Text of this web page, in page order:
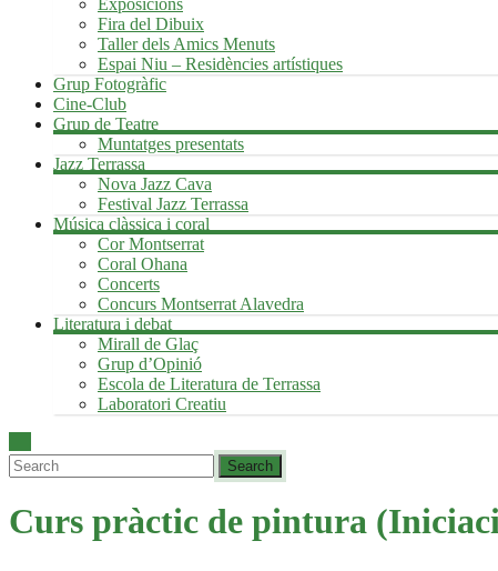
Exposicions
Fira del Dibuix
Taller dels Amics Menuts
Espai Niu – Residències artístiques
Grup Fotogràfic
Cine-Club
Grup de Teatre
Muntatges presentats
Jazz Terrassa
Nova Jazz Cava
Festival Jazz Terrassa
Música clàssica i coral
Cor Montserrat
Coral Ohana
Concerts
Concurs Montserrat Alavedra
Literatura i debat
Mirall de Glaç
Grup d’Opinió
Escola de Literatura de Terrassa
Laboratori Creatiu
Curs pràctic de pintura